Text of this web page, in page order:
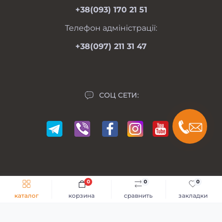
каталог сравнить
0
закладки
0
корзина
0
Связаться с нами+38(093) 170 21 51
Телефон адміністрації:
+38(097) 211 31 47
СОЦ СЕТИ:
Мій Мотоблок © 2014-2026
Разработка сайта -
GKS Веб-Студия